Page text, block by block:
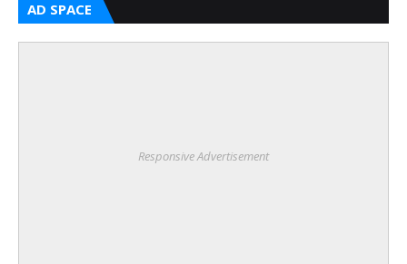
AD SPACE
Responsive Advertisement